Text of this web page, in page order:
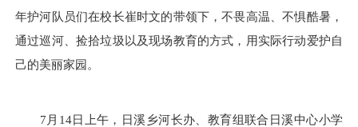
年护河队员们在校长崔时文的带领下，不畏高温、不惧酷暑，
通过巡河、捡拾垃圾以及现场教育的方式，用实际行动爱护自
己的美丽家园。
7月14日上午，日溪乡河长办、教育组联合日溪中心小学